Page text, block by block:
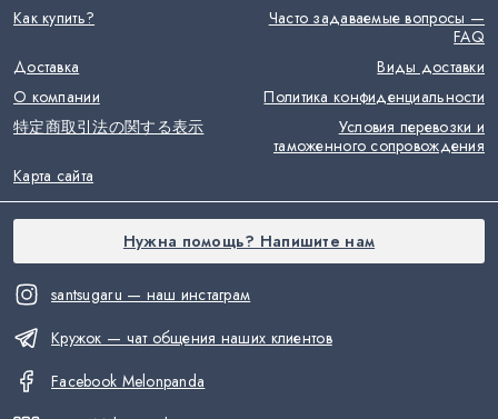
santsugaru — наш инстаграм
Кружок — чат общения наших клиентов
Facebook Melonpanda
Как купить?
Часто задаваемые вопросы —
FAQ
Доставка
Виды доставки
О компании
Политика конфиденциальности
特定商取引法の関する表示
Условия перевозки и
таможенного сопровождения
Карта сайта
Нужна помощь? Напишите нам